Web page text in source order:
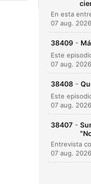
07 aug. 2026
38409 -
07 aug. 2026
38408 -
07 aug. 2026
38407 -
07 aug. 2026